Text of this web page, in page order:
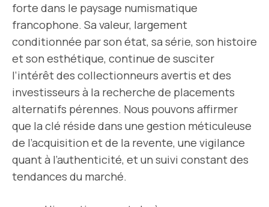
forte dans le paysage numismatique
francophone. Sa valeur, largement
conditionnée par son état, sa série, son histoire
et son esthétique, continue de susciter
l’intérêt des collectionneurs avertis et des
investisseurs à la recherche de placements
alternatifs pérennes. Nous pouvons affirmer
que la clé réside dans une gestion méticuleuse
de l’acquisition et de la revente, une vigilance
quant à l’authenticité, et un suivi constant des
tendances du marché.